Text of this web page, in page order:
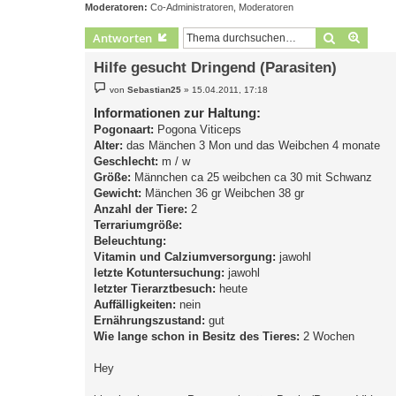
Moderatoren: Co-Administratoren Moderatoren
Antworten Suche
Hilfe gesucht Dringend (Parasiten)
e
i
t
r
a
g
vonSebastian25 » 15.04.2011, 17:18
Informationen zur Haltung:
Pogonaart: Pogona Viticeps
Alter: das Mänchen 3 Mon und das Weibchen 4 monate
Geschlecht: m / w
Größe: Männchen ca 25 weibchen ca 30 mit Schwanz
Gewicht: Mänchen 36 gr Weibchen 38 gr
Anzahl der Tiere: 2
Terrariumgröße:
Beleuchtung:
Vitamin und Calziumversorgung: jawohl
letzte Kotuntersuchung: jawohl
letzter Tierarztbesuch: heute
Auffälligkeiten: nein
Ernährungszustand: gut
Wie lange schon in Besitz des Tieres: 2 Wochen
Hey